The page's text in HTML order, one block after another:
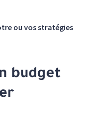
ou vos stratégies
budget